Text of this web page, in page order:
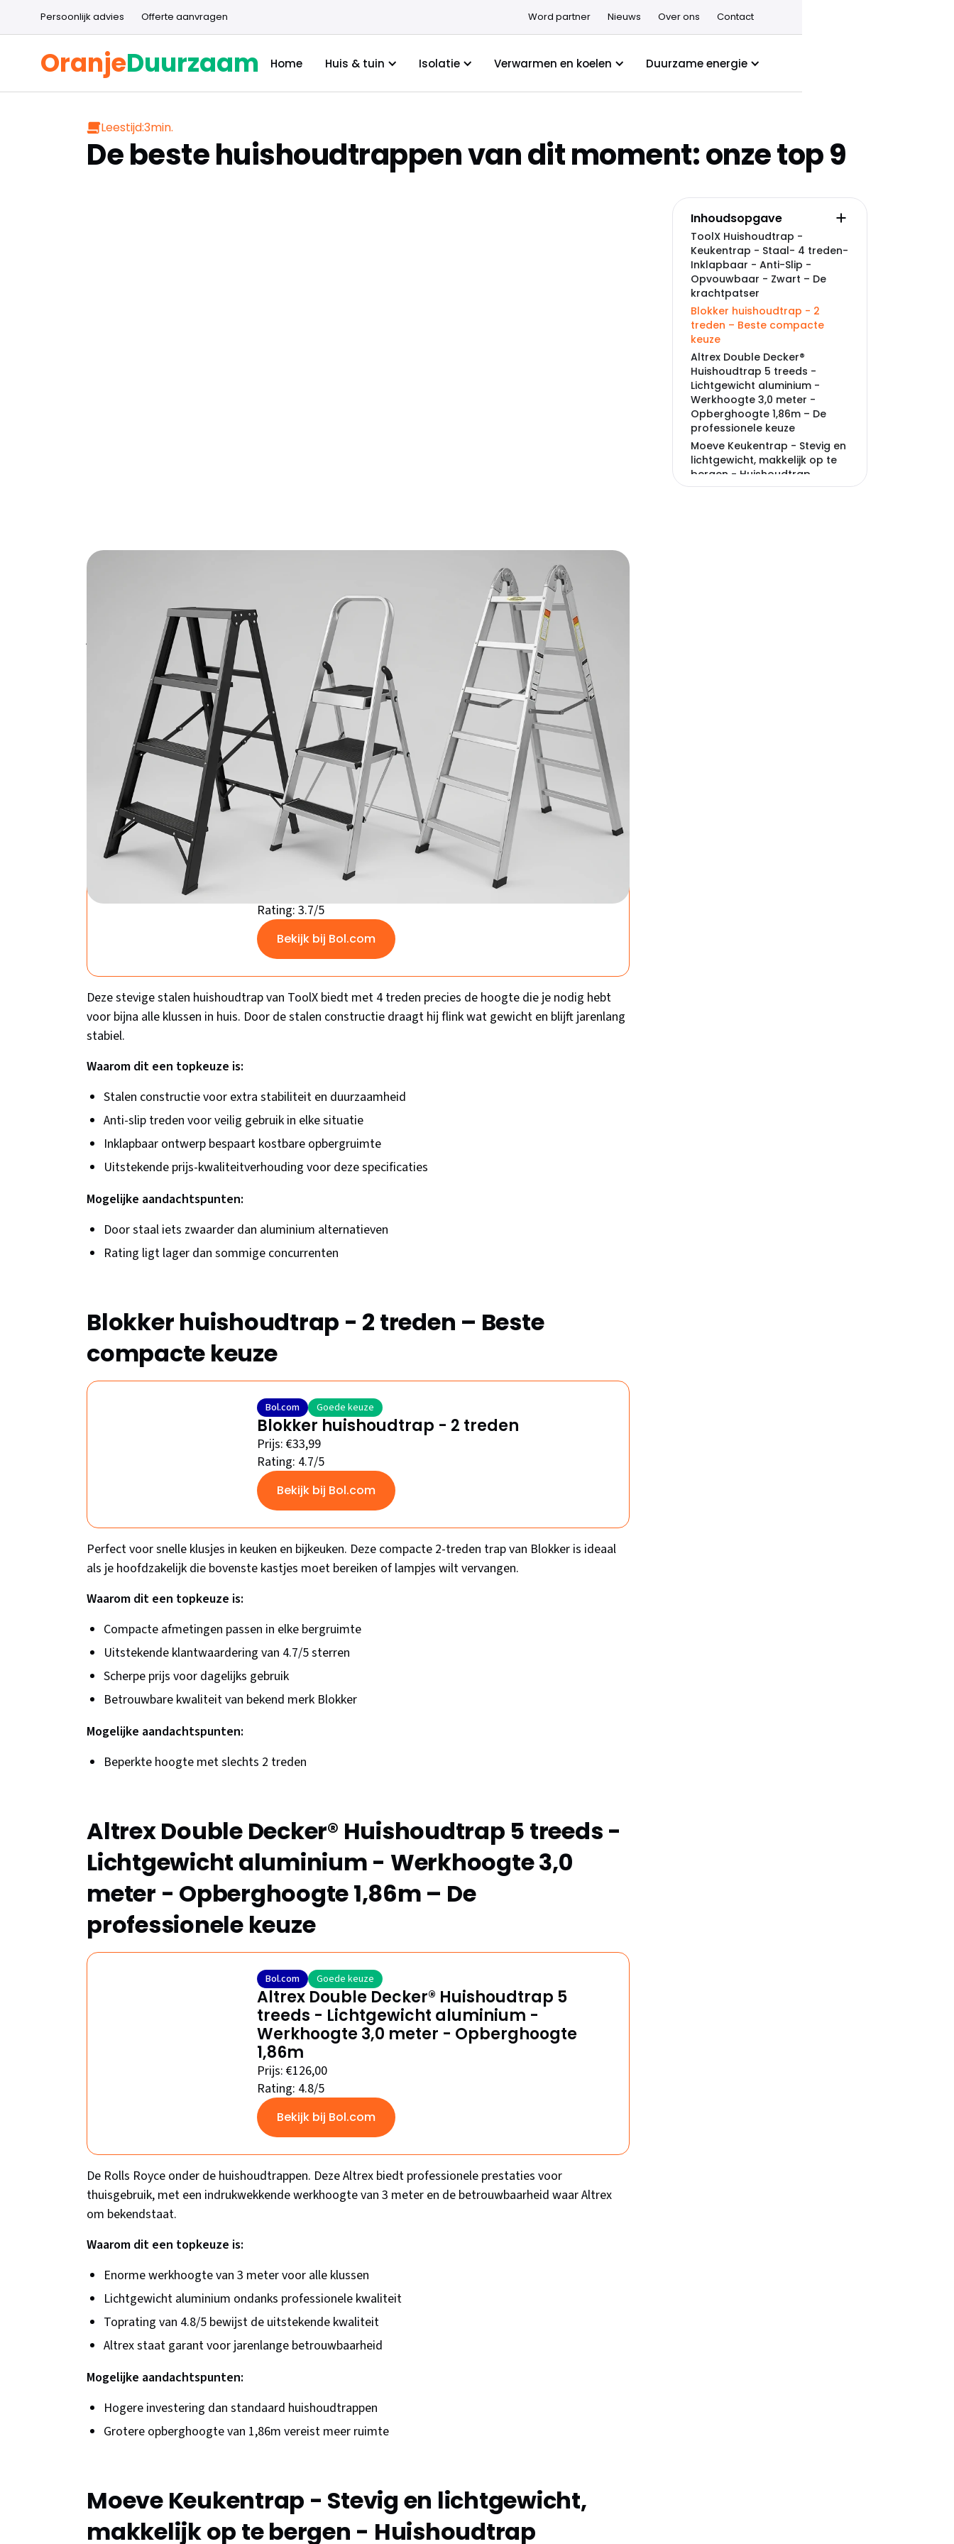
Persoonlijk advies Offerte aanvragen Word partner Nieuws Over ons Contact
OranjeDuurzaam Home Huis & tuin Isolatie Verwarmen en koelen Duurzame energie
Leestijd:3min.
De beste huishoudtrappen van dit moment: onze top 9
Zoek je de beste huishoudtrap zonder eindeloos te vergelijken? Wij hebben de 9 topmodellen voor je
geselecteerd en de belangrijkste plus- en minpunten op een rij gezet. Ontdek snel welke het beste bij
ToolX Huishoudtrap - Keukentrap - Staal- 4
treden- Inklapbaar - Anti-Slip - Opvouwbaar
- Zwart – De krachtpatser
Bol.com Goede keuze
ToolX Huishoudtrap - Keukentrap - Staal-
4 treden- Inklapbaar - Anti-Slip -
Opvouwbaar - Zwart
Rating: 3.7/5
Bekijk bij Bol.com
Deze stevige stalen huishoudtrap van ToolX biedt met 4 treden precies de hoogte die je nodig hebt
voor bijna alle klussen in huis. Door de stalen constructie draagt hij flink wat gewicht en blijft jarenlang
stabiel.
Waarom dit een topkeuze is:
Stalen constructie voor extra stabiliteit en duurzaamheid
Anti-slip treden voor veilig gebruik in elke situatie
Inklapbaar ontwerp bespaart kostbare opbergruimte
Uitstekende prijs-kwaliteitverhouding voor deze specificaties
Mogelijke aandachtspunten:
Door staal iets zwaarder dan aluminium alternatieven
Rating ligt lager dan sommige concurrenten
Blokker huishoudtrap - 2 treden – Beste
compacte keuze
Bol.com Goede keuze
Blokker huishoudtrap - 2 treden
Prijs: €33,99
Rating: 4.7/5
Bekijk bij Bol.com
Perfect voor snelle klusjes in keuken en bijkeuken. Deze compacte 2-treden trap van Blokker is ideaal
als je hoofdzakelijk die bovenste kastjes moet bereiken of lampjes wilt vervangen.
Waarom dit een topkeuze is:
Compacte afmetingen passen in elke bergruimte
Uitstekende klantwaardering van 4.7/5 sterren
Scherpe prijs voor dagelijks gebruik
Betrouwbare kwaliteit van bekend merk Blokker
Mogelijke aandachtspunten:
Beperkte hoogte met slechts 2 treden
Altrex Double Decker® Huishoudtrap 5 treeds -
Lichtgewicht aluminium - Werkhoogte 3,0
meter - Opberghoogte 1,86m – De
professionele keuze
Bol.com Goede keuze
Altrex Double Decker® Huishoudtrap 5
treeds - Lichtgewicht aluminium -
Werkhoogte 3,0 meter - Opberghoogte
1,86m
Prijs: €126,00
Rating: 4.8/5
Bekijk bij Bol.com
De Rolls Royce onder de huishoudtrappen. Deze Altrex biedt professionele prestaties voor
thuisgebruik, met een indrukwekkende werkhoogte van 3 meter en de betrouwbaarheid waar Altrex
om bekendstaat.
Waarom dit een topkeuze is:
Enorme werkhoogte van 3 meter voor alle klussen
Lichtgewicht aluminium ondanks professionele kwaliteit
Toprating van 4.8/5 bewijst de uitstekende kwaliteit
Altrex staat garant voor jarenlange betrouwbaarheid
Mogelijke aandachtspunten:
Hogere investering dan standaard huishoudtrappen
Grotere opberghoogte van 1,86m vereist meer ruimte
Moeve Keukentrap - Stevig en lichtgewicht,
makkelijk op te bergen - Huishoudtrap
Inhoudsopgave
ToolX Huishoudtrap -
Keukentrap - Staal- 4 treden-
Inklapbaar - Anti-Slip -
Opvouwbaar - Zwart – De
krachtpatser
Blokker huishoudtrap - 2
treden – Beste compacte
keuze
Altrex Double Decker®
Huishoudtrap 5 treeds -
Lichtgewicht aluminium -
Werkhoogte 3,0 meter -
Opberghoogte 1,86m – De
professionele keuze
Moeve Keukentrap - Stevig en
lichtgewicht, makkelijk op te
bergen - Huishoudtrap
inklapbaar - Opstapje - Trap